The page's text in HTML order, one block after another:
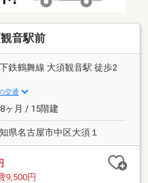
音駅前
鉄鶴舞線 大須観音駅 徒歩2
交通
ヶ月 / 15階建
県名古屋市中区大須１
9,500円